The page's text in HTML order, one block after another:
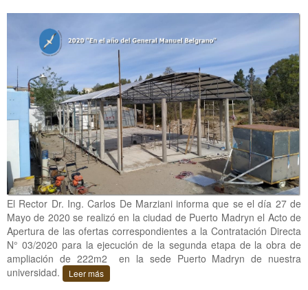
El Rector Dr. Ing. Carlos De Marziani informa que se el día 27 de
Mayo de 2020 se realizó en la ciudad de Puerto Madryn el Acto de
Apertura de las ofertas correspondientes a la Contratación Directa
N° 03/2020 para la ejecución de la segunda etapa de la obra de
ampliación de 222m2 en la sede Puerto Madryn de nuestra
universidad.
Leer más